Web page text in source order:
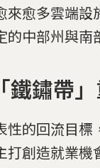
愈多雲端設
中部州與南
鏽帶
的回流目標
創造就業機